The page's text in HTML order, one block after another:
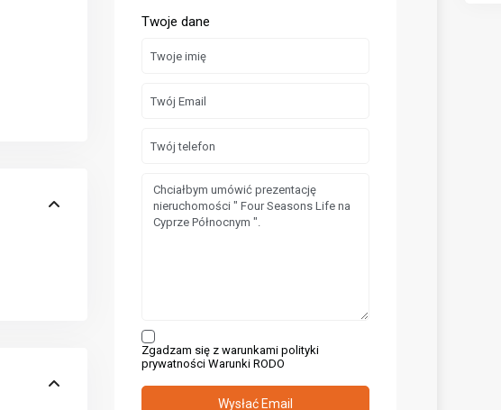
Twoje dane
Zgadzam się z warunkami polityki
prywatnościWarunki RODO